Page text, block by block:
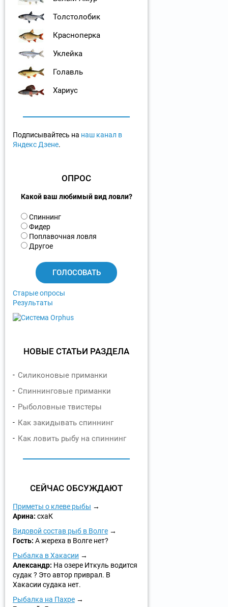
Толстолобик
Красноперка
Уклейка
Голавль
Хариус
Подписывайтесь на наш канал в
Яндекс Дзене.
ОПРОС
Какой ваш любимый вид ловли?
В
а
р
и
Спиннинг
Фидер
Поплавочная ловля
Другое
Старые опросы
Результаты
НОВЫЕ СТАТЬИ РАЗДЕЛА
Силиконовые приманки
Спиннинговые приманки
Рыболовные твистеры
Как закидывать спиннинг
Как ловить рыбу на спиннинг
СЕЙЧАС ОБСУЖДАЮТ
Приметы о клеве рыбы
Арина: схаК
Видовой состав рыб в Волге
Гость: А жереха в Волге нет?
Рыбалка в Хакасии
Александр: На озере Иткуль водится
судак ? Это автор приврал. В
Хакасии судака нет.
Рыбалка на Пахре